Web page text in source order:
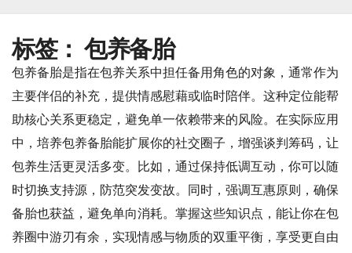
标签： 包养备胎
包养备胎是指在包养关系中担任备用角色的对象，通常作为
主要伴侣的补充，提供情感慰藉或临时陪伴。这种定位能帮
助核心关系更稳定，避免单一依赖带来的风险。在实际应用
中，培养包养备胎能扩展你的社交圈子，增强谈判筹码，让
包养生活更灵活多变。比如，通过保持低调互动，你可以随
时切换支持源，防范突发变故。同时，强调互惠原则，确保
备胎也获益，避免单向消耗。掌握这些知识点，能让你在包
养圈中游刃有余，实现情感与物质的双重平衡，享受更自由